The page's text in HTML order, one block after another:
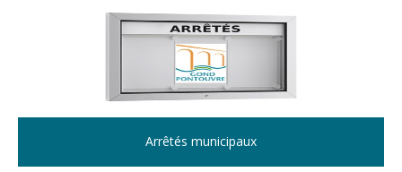
Arrêtés municipaux